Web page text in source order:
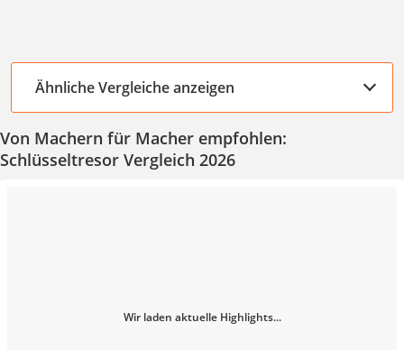
Ähnliche Vergleiche anzeigen
Von Machern für Macher empfohlen:
Schlüsseltresor Vergleich 2026
Wir laden aktuelle Highlights...